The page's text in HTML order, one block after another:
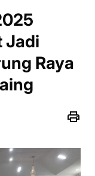
Jadi
Raya